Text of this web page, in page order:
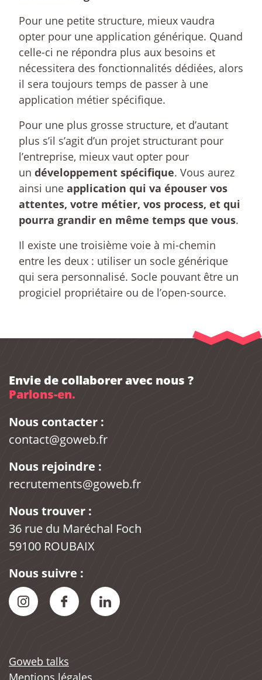
Pour une petite structure, mieux vaudra
opter pour une application générique. Quand
celle-ci ne répondra plus aux besoins et
nécessitera des fonctionnalités dédiées, alors
il sera toujours temps de passer à une
application métier spécifique.
Pour une plus grosse structure, et d’autant
plus s’il s’agit d’un projet structurant pour
l’entreprise, mieux vaut opter pour
un développement spécifique. Vous aurez
ainsi une application qui va épouser vos
attentes, votre métier, vos process, et qui
pourra grandir en même temps que vous.
Il existe une troisième voie à mi-chemin
entre les deux : utiliser un socle générique
qui sera personnalisé. Socle pouvant être un
progiciel propriétaire ou de l’open-source.
Envie de collaborer avec nous ?
Parlons-en.
Nous contacter :
contact@goweb.fr
Nous rejoindre :
recrutements@goweb.fr
Nous trouver :
36 rue du Maréchal Foch
59100 ROUBAIX
Nous suivre :
Instagram Goweb
Facebook Goweb
LinkedIn Goweb
Goweb talks